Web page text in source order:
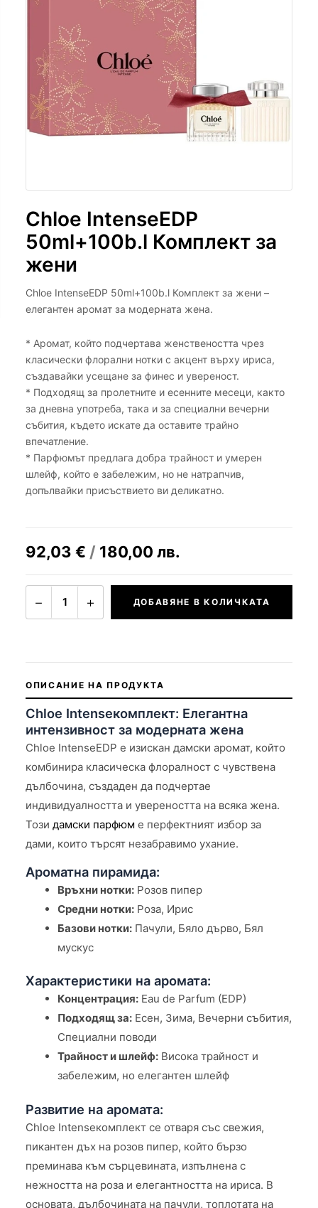
Chloe IntenseEDP
50ml+100b.l Комплект за
жени
Chloe IntenseEDP 50ml+100b.l Комплект за жени –
елегантен аромат за модерната жена.
* Аромат, който подчертава женствеността чрез
класически флорални нотки с акцент върху ириса,
създавайки усещане за финес и увереност.
* Подходящ за пролетните и есенните месеци, както
за дневна употреба, така и за специални вечерни
събития, където искате да оставите трайно
впечатление.
* Парфюмът предлага добра трайност и умерен
шлейф, който е забележим, но не натрапчив,
допълвайки присъствието ви деликатно.
92,03 € / 180,00 лв.
− 1 + ДОБАВЯНЕ В КОЛИЧКАТА
ОПИСАНИЕ НА ПРОДУКТА
Chloe Intenseкомплект: Елегантна
интензивност за модерната жена
Chloe IntenseEDP е изискан дамски аромат, който
комбинира класическа флоралност с чувствена
дълбочина, създаден да подчертае
индивидуалността и увереността на всяка жена.
Този дамски парфюм е перфектният избор за
дами, които търсят незабравимо ухание.
Ароматна пирамида:
Връхни нотки: Розов пипер
Средни нотки: Роза, Ирис
Базови нотки: Пачули, Бяло дърво, Бял
мускус
Характеристики на аромата:
Концентрация: Eau de Parfum (EDP)
Подходящ за: Есен, Зима, Вечерни събития,
Специални поводи
Трайност и шлейф: Висока трайност и
забележим, но елегантен шлейф
Развитие на аромата:
Chloe Intenseкомплект се отваря със свежия,
пикантен дъх на розов пипер, който бързо
преминава към сърцевината, изпълнена с
нежността на роза и елегантността на ириса. В
основата, дълбочината на пачули, топлотата на